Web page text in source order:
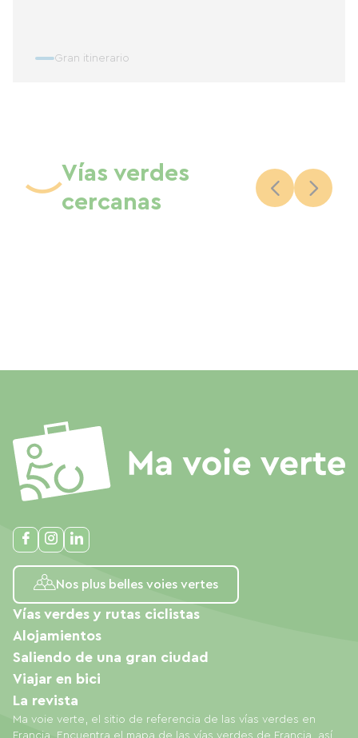
Gran itinerario
Vías verdes
cercanas
Nos plus belles voies vertes
Ma voie verte, el sitio de referencia de las vías verdes en
Francia. Encuentra el mapa de las vías verdes de Francia, así
Vías verdes y rutas ciclistas
Alojamientos
Saliendo de una gran ciudad
Viajar en bici
La revista